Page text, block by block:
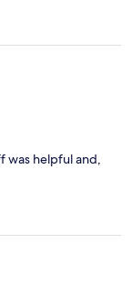
was helpful and,